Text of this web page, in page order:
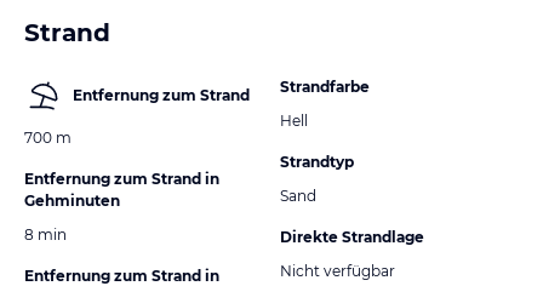
Strand
Entfernung zum Strand
700 m
Entfernung zum Strand in
Gehminuten
8 min
Entfernung zum Strand in
Strandfarbe
Hell
Strandtyp
Sand
Direkte Strandlage
Nicht verfügbar